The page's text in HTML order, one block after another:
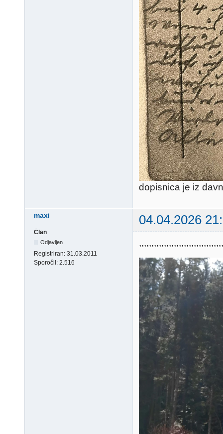
dopisnica je iz
maxi 04.04.2026
Član
Odjavljen
Registriran: 31.03.2011
Sporočil: 2.516